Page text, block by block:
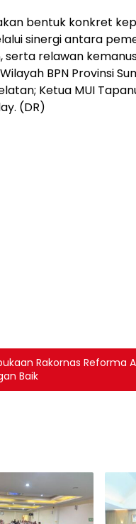
bentuk konkret
sinergi antara
relawan
BPN Provinsi
Ketua MUI
(DR)
Rakornas Reforma
Baik